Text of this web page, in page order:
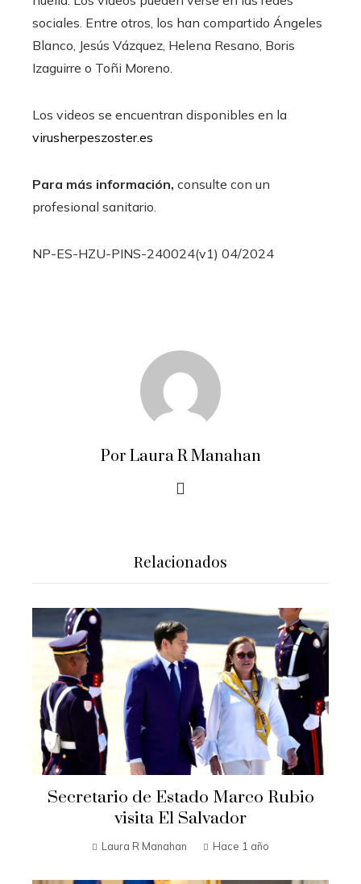
sociales. Entre otros, los han compartido Ángeles
Blanco, Jesús Vázquez, Helena Resano, Boris
Izaguirre o Toñi Moreno.
Los videos se encuentran disponibles en la
virusherpeszoster.es
Para más información, consulte con un
profesional sanitario.
NP-ES-HZU-PINS-240024(v1) 04/2024
Por Laura R Manahan
Relacionados
Secretario de Estado Marco Rubio
visita El Salvador
Laura R Manahan Hace 1 año